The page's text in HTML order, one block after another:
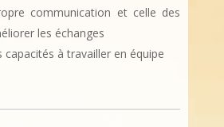
communication et celle des
les échanges
capacités à travailler en équipe